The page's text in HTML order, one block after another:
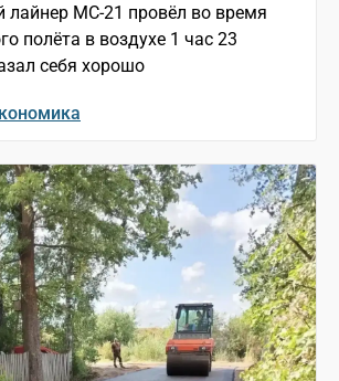
лайнер МС-21 провёл во время
полёта в воздухе 1 час 23
себя хорошо